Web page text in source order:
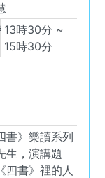
13時30
分 ~
15時30分
書》樂讀系列
生，演講題
四書》裡的人